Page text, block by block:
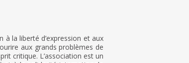
la liberté d’expression et aux
aux grands problèmes de
critique. L’association est un